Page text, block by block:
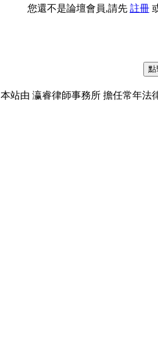
您還不是論壇會員,請先 註冊
本站由 瀛睿律師事務所 擔任常年法